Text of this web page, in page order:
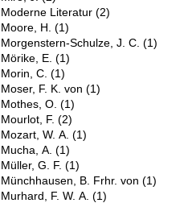
Moderne Literatur(2)
Moore, H.(1)
Morgenstern-Schulze, J. C.(1)
Mörike, E.(1)
Morin, C.(1)
Moser, F. K. von(1)
Mothes, O.(1)
Mourlot, F.(2)
Mozart, W. A.(1)
Mucha, A.(1)
Müller, G. F.(1)
Münchhausen, B. Frhr. von(1)
Murhard, F. W. A.(1)